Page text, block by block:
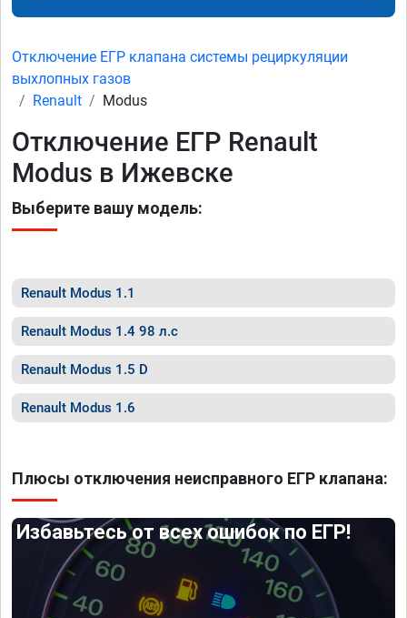
Отключение ЕГР клапана системы рециркуляции
выхлопных газов
Renault
Modus
Отключение ЕГР Renault
Modus в Ижевске
Выберите вашу модель:
Renault Modus 1.1
Renault Modus 1.4 98 л.с
Renault Modus 1.5 D
Renault Modus 1.6
Плюсы отключения неисправного ЕГР клапана:
Избавьтесь от всех ошибок по ЕГР!